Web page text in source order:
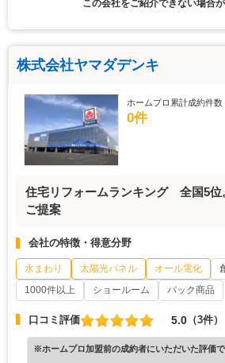
この会社をご紹介できない場合が
株式会社ヤマダデンキ
ホームプロ累計成約件数
0件
住宅リフォームランキング 全国5位
ご提案
会社の特徴・得意分野
水まわり 太陽光パネル オール電化
1000件以上
ショールーム パック商品
口コミ評価 5.0 （3件）
※ホームプロ加盟前の成約者にいただいた評価